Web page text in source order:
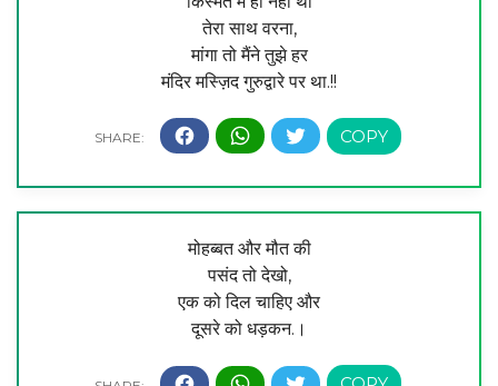
तेरा साथ वरना,
मांगा तो मैंने तुझे हर
मंदिर मस्ज़िद गुरुद्वारे पर था.!!
मोहब्बत और मौत की
पसंद तो देखो,
एक को दिल चाहिए और
दूसरे को धड़कन.।